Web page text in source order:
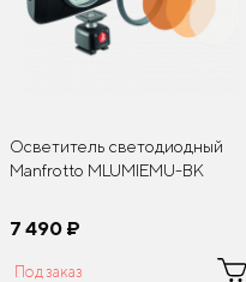
Осветитель светодиодный
Manfrotto MLUMIEMU-BK
7 490 ¤
Под заказ